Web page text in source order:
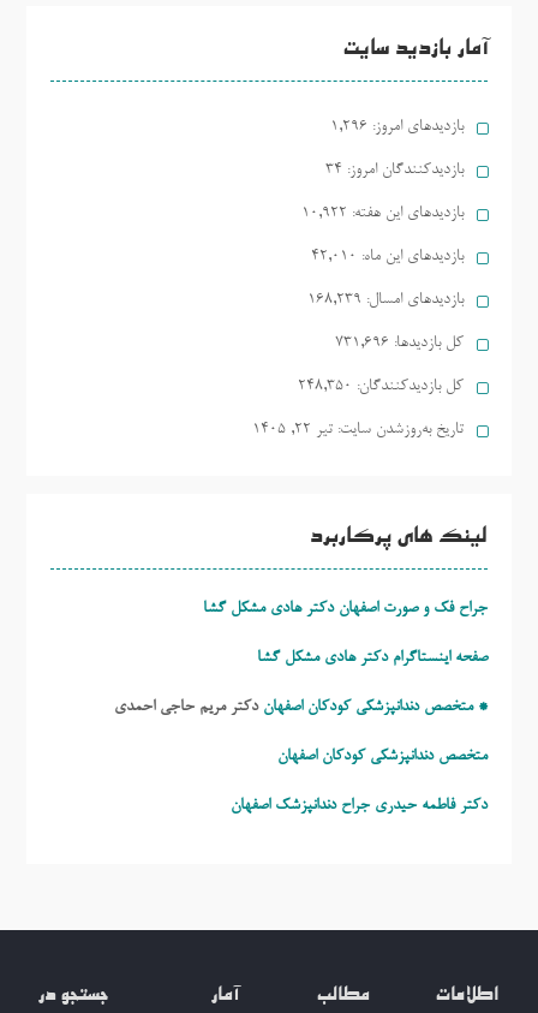
آمار بازدید سایت
بازدیدهای امروز: 1,296
بازدیدکنندگان امروز: 34
بازدیدهای این هفته: 10,922
بازدیدهای این ماه: 42,010
بازدیدهای امسال: 168,239
کل بازدیدها: 731,696
کل بازدیدکنند‌گان: 248,350
تاریخ به‌روزشدن سایت: تیر ۲۲, ۱۴۰۵
لینک های پرکاربرد
جراح فک و صورت اصفهان دکتر هادی مشکل گشا
صفحه اینستاگرام دکتر هادی مشکل گشا
* متخصص دندانپزشکی کودکان اصفهان دکتر مریم حاجی احمدی
متخصص دندانپزشکی کودکان اصفهان
دکتر فاطمه حیدری جراح دندانپزشک اصفهان
اطلاعات
مطالب
آمار
جستجو در